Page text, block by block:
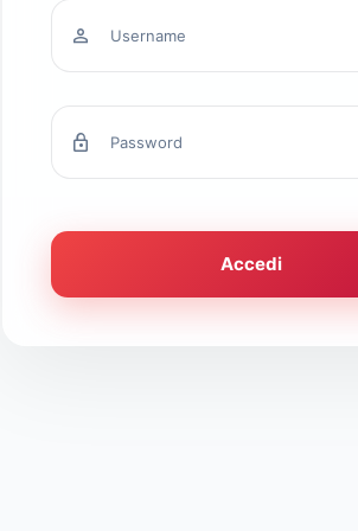
Username
Password
Accedi